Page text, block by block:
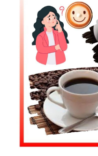
莊豪鋒專欄
香港科技專上書